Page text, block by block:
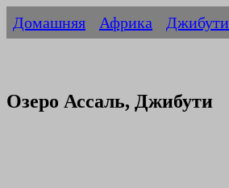
Домашняя Африка Джибути
Озеро Ассаль, Джибути